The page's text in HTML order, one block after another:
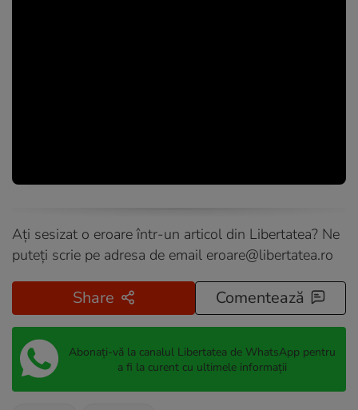
Ați sesizat o eroare într-un articol din Libertatea? Ne
puteți scrie pe adresa de email eroare@libertatea.ro
Share Comentează
Abonați-vă la canalul Libertatea de WhatsApp pentru
a fi la curent cu ultimele informații